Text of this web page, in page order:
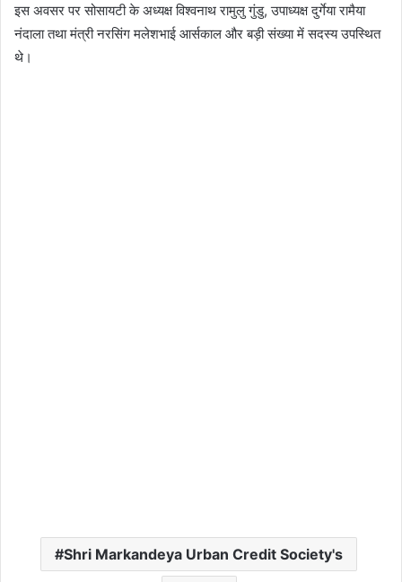
इस अवसर पर सोसायटी के अध्यक्ष विश्वनाथ रामुलु गुंडु, उपाध्यक्ष दुर्गेया रामैया
नंदाला तथा मंत्री नरसिंग मलेशभाई आर्सकाल और बड़ी संख्या में सदस्य उपस्थित
थे।
Shri Markandeya Urban Credit Society's